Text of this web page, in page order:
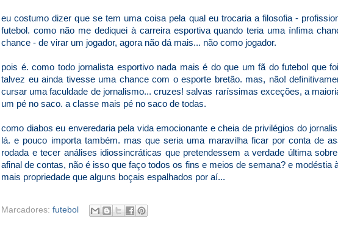
eu costumo dizer que se tem uma coisa pela qual eu trocaria a filosofia -
futebol. como não me dediquei à carreira esportiva quando teria uma ínfima
chance - de virar um jogador, agora não dá mais... não como jogador.
pois é. como todo jornalista esportivo nada mais é do que um fã do futebol que
talvez eu ainda tivesse uma chance com o esporte bretão. mas, não!
cursar uma faculdade de jornalismo... cruzes! salvas raríssimas exceções, a
um pé no saco. a classe mais pé no saco de todas.
como diabos eu enveredaria pela vida emocionante e cheia de privilégios do
lá. e pouco importa também. mas que seria uma maravilha ficar por conta de
rodada e tecer análises idiossincráticas que pretendessem a verdade última
afinal de contas, não é isso que faço todos os fins e meios de semana? e modéstia
mais propriedade que alguns boçais espalhados por aí...
Marcadores: futebol